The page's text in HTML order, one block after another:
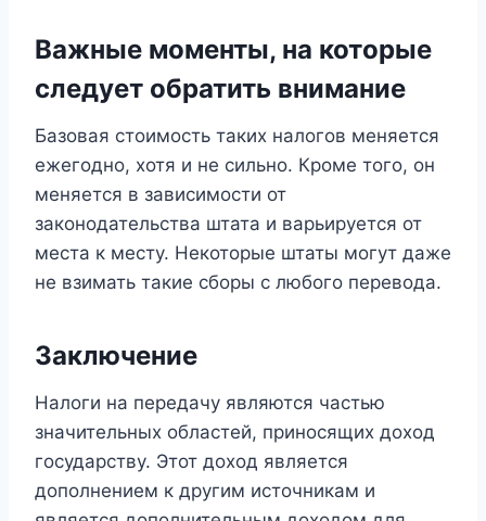
Важные моменты, на которые
следует обратить внимание
Базовая стоимость таких налогов меняется
ежегодно, хотя и не сильно. Кроме того, он
меняется в зависимости от
законодательства штата и варьируется от
места к месту. Некоторые штаты могут даже
не взимать такие сборы с любого перевода.
Заключение
Налоги на передачу являются частью
значительных областей, приносящих доход
государству. Этот доход является
дополнением к другим источникам и